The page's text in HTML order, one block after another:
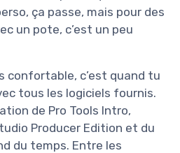
ça passe, mais pour des
un pote, c’est un peu
confortable, c’est quand tu
tous les logiciels fournis.
de Pro Tools Intro,
Producer Edition et du
du temps. Entre les